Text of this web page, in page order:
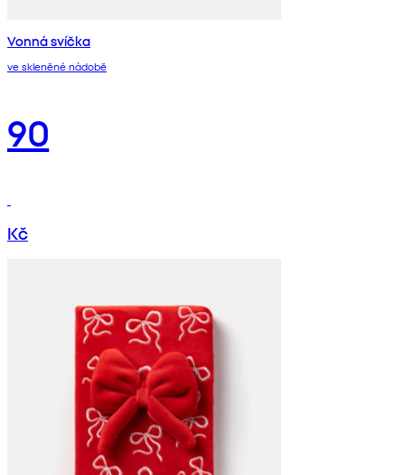
Vonná svíčka
ve skleněné nádobě
90
Kč